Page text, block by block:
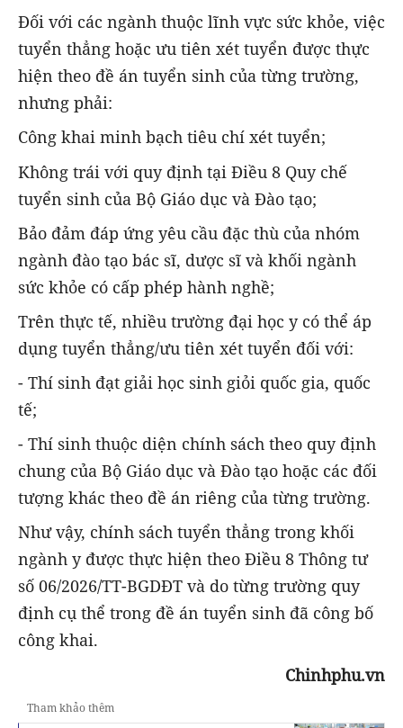
Đối với các ngành thuộc lĩnh vực sức khỏe, việc
tuyển thẳng hoặc ưu tiên xét tuyển được thực
hiện theo đề án tuyển sinh của từng trường,
nhưng phải:
Công khai minh bạch tiêu chí xét tuyển;
Không trái với quy định tại Điều 8 Quy chế
tuyển sinh của Bộ Giáo dục và Đào tạo;
Bảo đảm đáp ứng yêu cầu đặc thù của nhóm
ngành đào tạo bác sĩ, dược sĩ và khối ngành
sức khỏe có cấp phép hành nghề;
Trên thực tế, nhiều trường đại học y có thể áp
dụng tuyển thẳng/ưu tiên xét tuyển đối với:
- Thí sinh đạt giải học sinh giỏi quốc gia, quốc
tế;
- Thí sinh thuộc diện chính sách theo quy định
chung của Bộ Giáo dục và Đào tạo hoặc các đối
tượng khác theo đề án riêng của từng trường.
Như vậy, chính sách tuyển thẳng trong khối
ngành y được thực hiện theo Điều 8 Thông tư
số 06/2026/TT-BGDĐT và do từng trường quy
định cụ thể trong đề án tuyển sinh đã công bố
công khai.
Chinhphu.vn
Tham khảo thêm